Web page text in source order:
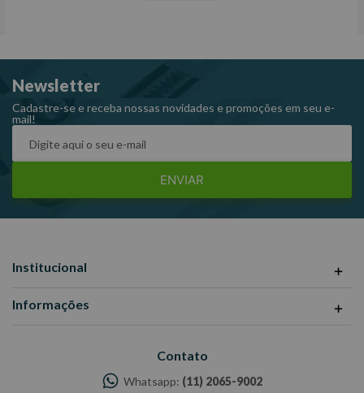
Cor: Azul
Acabamento: Pintura eletrostática
Capacidade total: 150Kg
Capacidade por prateleira: 50kg
Rodízio: 4” sendo 2 com 2 freios
Dimensões CxLxA (mm): 825x470x1050
Peso: 23Kg
Garantia: 12 meses
-Imagens meramente ilustrativas
Newsletter
Cadastre-se e receba nossas novidades e promoções em seu e-
mail!
ENVIAR
Institucional
Informações
Contato
Whatsapp: (11) 2065-9002